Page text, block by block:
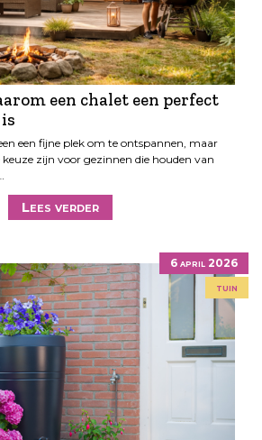
een chalet een perfect
een fijne plek om te ontspannen, maar
zijn voor gezinnen die houden van
Lees verder
6 april 2026
tuin